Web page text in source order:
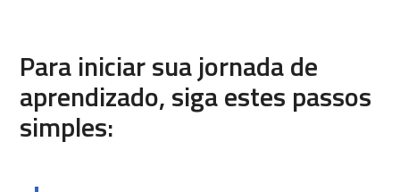
Para iniciar sua jornada de
aprendizado, siga estes passos
simples: